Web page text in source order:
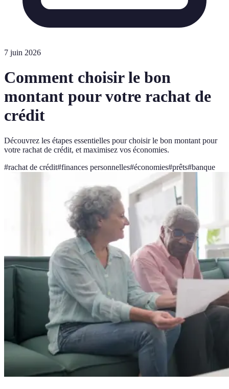
7 juin 2026
Comment choisir le bon
montant pour votre rachat de
crédit
Découvrez les étapes essentielles pour choisir le bon montant pour
votre rachat de crédit, et maximisez vos économies.
#rachat de crédit#finances personnelles#économies#prêts#banque